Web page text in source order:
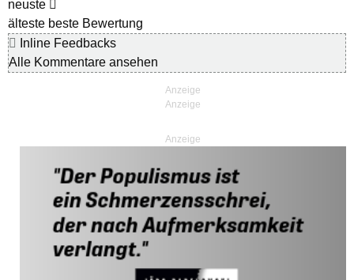
neuste
älteste beste Bewertung
Inline Feedbacks
Alle Kommentare ansehen
Anzeige